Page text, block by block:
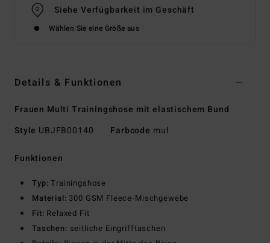
Siehe Verfügbarkeit im Geschäft
Wählen Sie eine Größe aus
Details & Funktionen
Frauen Multi Trainingshose mit elastischem Bund
Style UBJFB00140 Farbcode mul
Funktionen
Typ: Trainingshose
Material: 300 GSM Fleece-Mischgewebe
Fit: Relaxed Fit
Taschen: seitliche Eingrifftaschen